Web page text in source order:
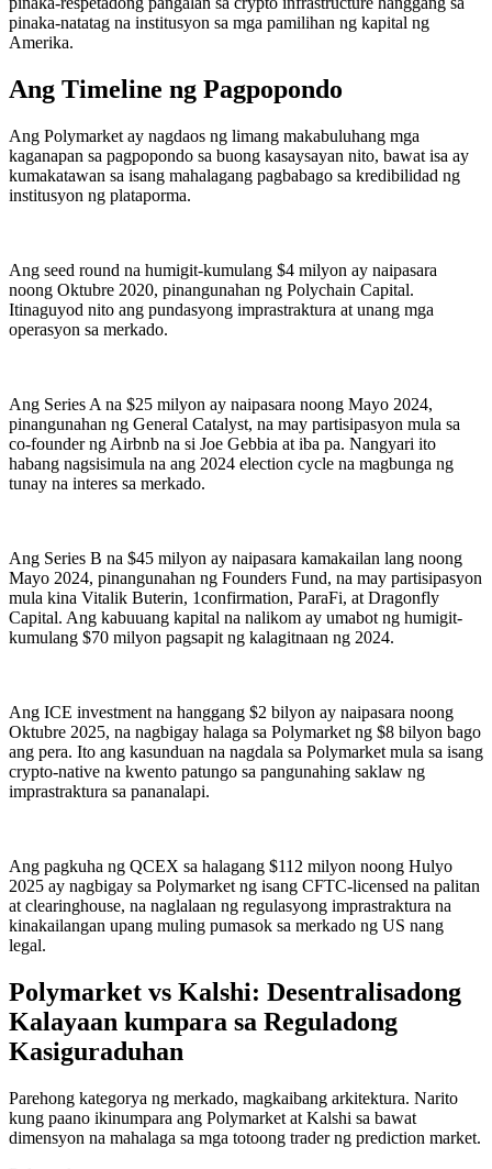
pinaka-natatag na institusyon sa mga pamilihan ng kapital ng
Amerika.
Ang Timeline ng Pagpopondo
Ang Polymarket ay nagdaos ng limang makabuluhang mga
kaganapan sa pagpopondo sa buong kasaysayan nito, bawat isa ay
kumakatawan sa isang mahalagang pagbabago sa kredibilidad ng
institusyon ng plataporma.
Ang seed round na humigit-kumulang $4 milyon ay naipasara
noong Oktubre 2020, pinangunahan ng Polychain Capital.
Itinaguyod nito ang pundasyong imprastraktura at unang mga
operasyon sa merkado.
Ang Series A na $25 milyon ay naipasara noong Mayo 2024,
pinangunahan ng General Catalyst, na may partisipasyon mula sa
co-founder ng Airbnb na si Joe Gebbia at iba pa. Nangyari ito
habang nagsisimula na ang 2024 election cycle na magbunga ng
tunay na interes sa merkado.
Ang Series B na $45 milyon ay naipasara kamakailan lang noong
Mayo 2024, pinangunahan ng Founders Fund, na may partisipasyon
mula kina Vitalik Buterin, 1confirmation, ParaFi, at Dragonfly
Capital. Ang kabuuang kapital na nalikom ay umabot ng humigit-
kumulang $70 milyon pagsapit ng kalagitnaan ng 2024.
Ang ICE investment na hanggang $2 bilyon ay naipasara noong
Oktubre 2025, na nagbigay halaga sa Polymarket ng $8 bilyon bago
ang pera. Ito ang kasunduan na nagdala sa Polymarket mula sa isang
crypto-native na kwento patungo sa pangunahing saklaw ng
imprastraktura sa pananalapi.
Ang pagkuha ng QCEX sa halagang $112 milyon noong Hulyo
2025 ay nagbigay sa Polymarket ng isang CFTC-licensed na palitan
at clearinghouse, na naglalaan ng regulasyong imprastraktura na
kinakailangan upang muling pumasok sa merkado ng US nang
legal.
Polymarket vs Kalshi: Desentralisadong
Kalayaan kumpara sa Reguladong
Kasiguraduhan
Parehong kategorya ng merkado, magkaibang arkitektura. Narito
kung paano ikinumpara ang Polymarket at Kalshi sa bawat
dimensyon na mahalaga sa mga totoong trader ng prediction market.